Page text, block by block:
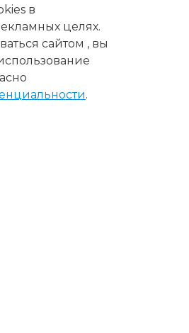
в
целях.
сайтом , вы
.